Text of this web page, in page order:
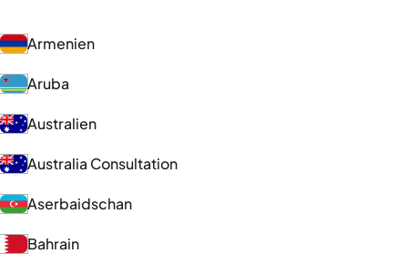
Armenien
Aruba
Australien
Australia Consultation
Aserbaidschan
Bahrain